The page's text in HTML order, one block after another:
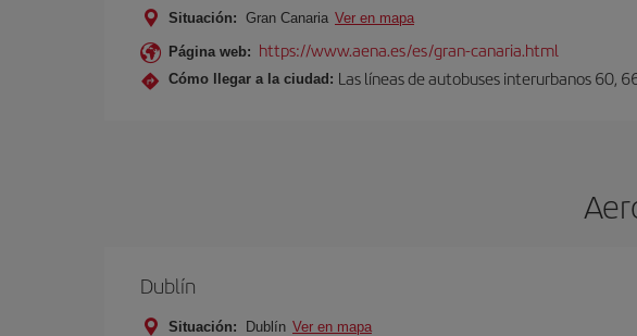
Situación: Gran Canaria Ver en mapa
Página web: https://www.aena.es/es/gran-canaria.html
Cómo llegar a la ciudad: Las líneas de autobuses interurbanos 60,
Dublín
Situación: Dublín Ver en mapa